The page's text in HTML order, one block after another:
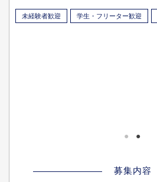
未経験者歓迎 学生・フリーター歓迎
募集内容